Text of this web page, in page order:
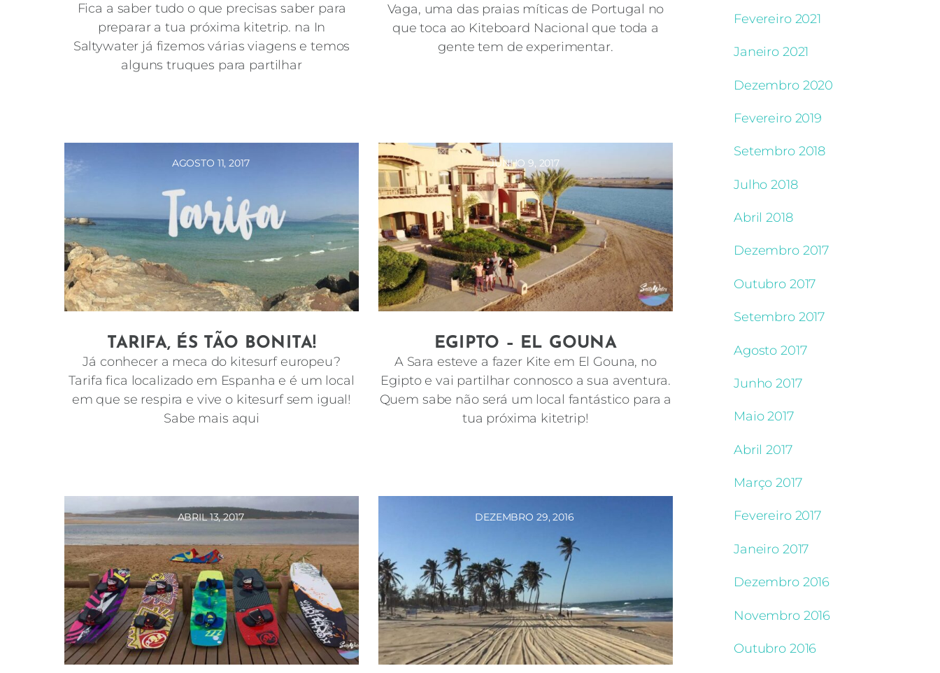
Fica a saber tudo o que precisas saber para
preparar a tua próxima kitetrip. na In
Saltywater já fizemos várias viagens e temos
alguns truques para partilhar
Vaga, uma das praias míticas de Portugal no
que toca ao Kiteboard Nacional que toda a
gente tem de experimentar.
AGOSTO 11, 2017
TARIFA, ÉS TÃO BONITA!
Já conhecer a meca do kitesurf europeu?
Tarifa fica localizado em Espanha e é um local
em que se respira e vive o kitesurf sem igual!
Sabe mais aqui
JUNHO 9, 2017
EGIPTO – EL GOUNA
A Sara esteve a fazer Kite em El Gouna, no
Egipto e vai partilhar connosco a sua aventura.
Quem sabe não será um local fantástico para a
tua próxima kitetrip!
ABRIL 13, 2017 DEZEMBRO 29, 2016
Fevereiro 2021
Janeiro 2021
Dezembro 2020
Fevereiro 2019
Setembro 2018
Julho 2018
Abril 2018
Dezembro 2017
Outubro 2017
Setembro 2017
Agosto 2017
Junho 2017
Maio 2017
Abril 2017
Março 2017
Fevereiro 2017
Janeiro 2017
Dezembro 2016
Novembro 2016
Outubro 2016